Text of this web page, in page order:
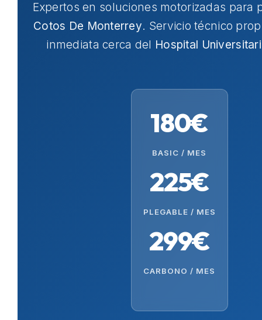
Expertos en soluciones motorizadas para
Cotos De Monterrey. Servicio técnico
inmediata cerca del Hospital
180€
BASIC / MES
225€
PLEGABLE / MES
299€
CARBONO / MES